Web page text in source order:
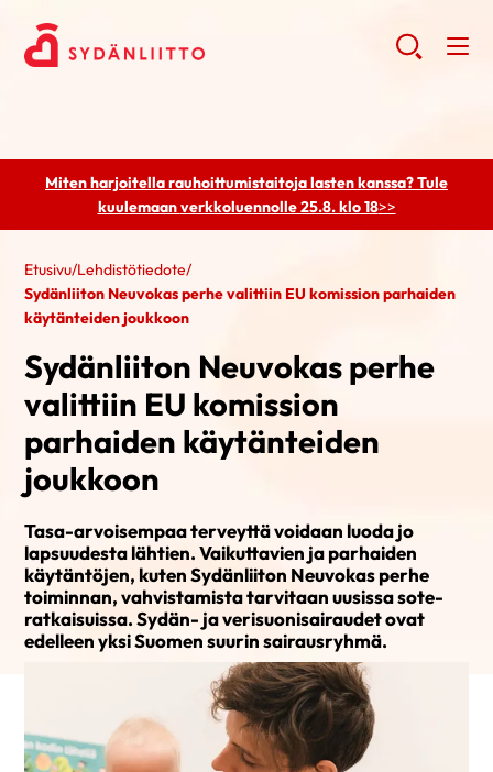
Miten harjoitella rauhoittumistaitoja lasten kanssa? Tule
kuulemaanverkkoluennolle 25.8. klo 18>>
Etusivu/Lehdistötiedote/
Sydänliiton Neuvokas perhe valittiin EU komission parhaiden
käytänteiden joukkoon
Sydänliiton Neuvokas perhe
valittiin EU komission
parhaiden käytänteiden
joukkoon
Tasa-arvoisempaa terveyttä voidaan luoda jo
lapsuudesta lähtien. Vaikuttavien ja parhaiden
käytäntöjen, kuten Sydänliiton Neuvokas perhe
toiminnan, vahvistamista tarvitaan uusissa sote-
ratkaisuissa. Sydän- ja verisuonisairaudet ovat
edelleen yksi Suomen suurin sairausryhmä.